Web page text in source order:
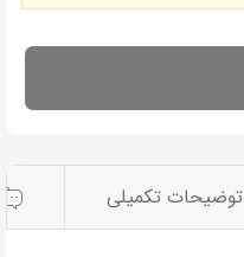
توضیحات تکمیلی